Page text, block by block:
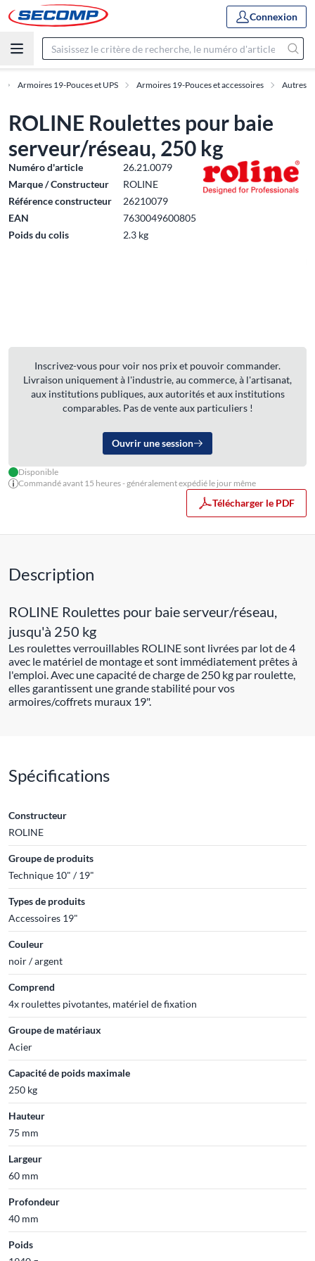
Connexion
Armoires 19-Pouces et UPS Armoires 19-Pouces et accessoires Autres
ROLINE Roulettes pour baie
serveur/réseau, 250 kg
Numéro d'article
26.21.0079
Marque / Constructeur
ROLINE
Référence constructeur
26210079
EAN
7630049600805
Poids du colis
2.3 kg
Inscrivez-vous pour voir nos prix et pouvoir commander.
Livraison uniquement à l'industrie, au commerce, à l'artisanat,
aux institutions publiques, aux autorités et aux institutions
comparables. Pas de vente aux particuliers !
Ouvrir une session
Disponible
Commandé avant 15 heures - généralement expédié le jour même
Télécharger le PDF
Description
ROLINE Roulettes pour baie serveur/réseau,
jusqu'à 250 kg
Les roulettes verrouillables ROLINE sont livrées par lot de 4
avec le matériel de montage et sont immédiatement prêtes à
l'emploi. Avec une capacité de charge de 250 kg par roulette,
elles garantissent une grande stabilité pour vos
armoires/coffrets muraux 19".
Spécifications
Constructeur
ROLINE
Groupe de produits
Technique 10" / 19"
Types de produits
Accessoires 19"
Couleur
noir / argent
Comprend
4x roulettes pivotantes, matériel de fixation
Groupe de matériaux
Acier
Capacité de poids maximale
250 kg
Hauteur
75 mm
Largeur
60 mm
Profondeur
40 mm
Poids